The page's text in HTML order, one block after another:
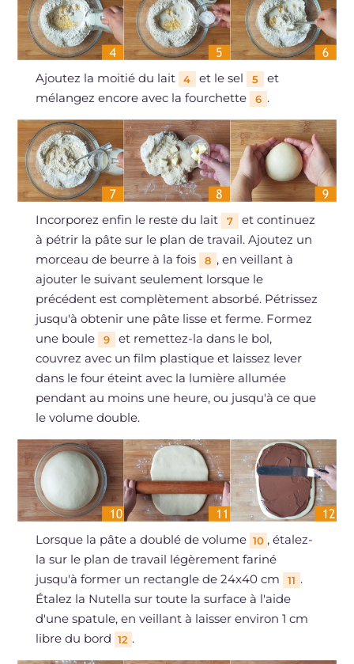
Ajoutez la moitié du lait 4 et le sel 5
et
mélangez encore avec la fourchette
6 .
Incorporez enfin le reste du lait 7
et continuez
à pétrir la pâte sur le plan de travail. Ajoutez un
morceau de beurre à la fois
8 , en veillant à
ajouter le suivant seulement lorsque le
précédent est complètement absorbé. Pétrissez
jusqu'à obtenir une pâte lisse et ferme. Formez
une boule
9
et remettez-la dans le bol,
couvrez avec un film plastique et laissez lever
dans le four éteint avec la lumière allumée
pendant au moins une heure, ou jusqu'à ce que
le volume double.
Lorsque la pâte a doublé de volume 10 , étalez-
la sur le plan de travail légèrement fariné
jusqu'à former un rectangle de 24x40 cm
11 .
Étalez la Nutella sur toute la surface à l'aide
d'une spatule, en veillant à laisser environ 1 cm
libre du bord 12 .